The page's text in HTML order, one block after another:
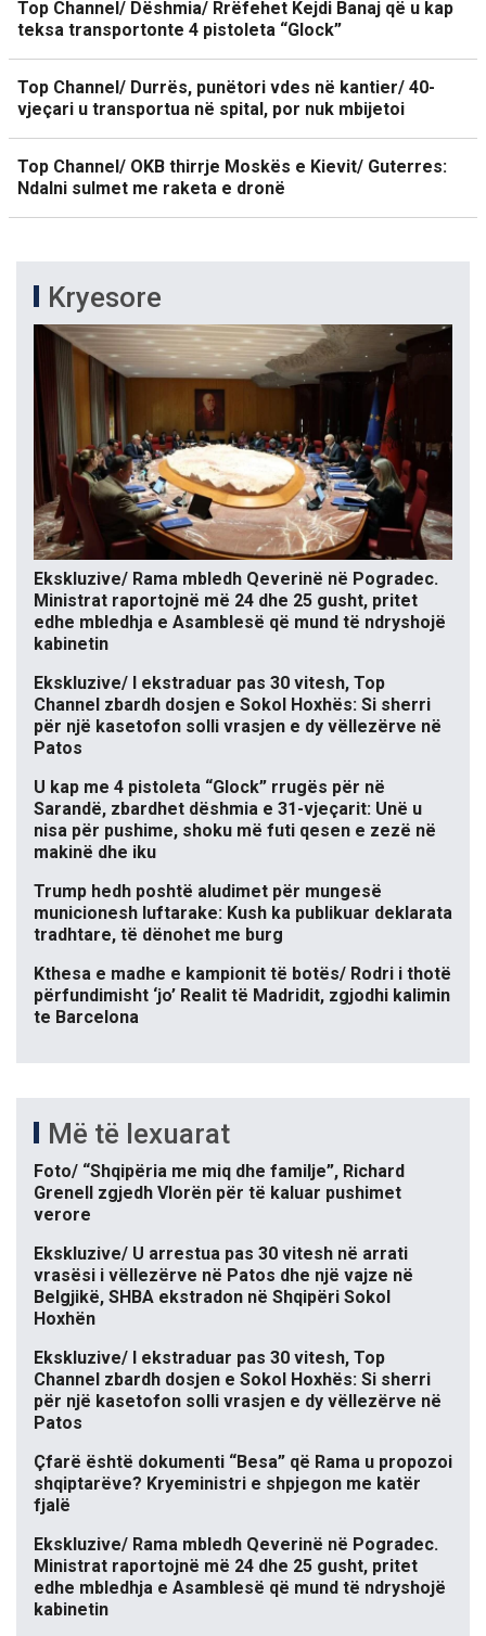
Top Channel/ Dëshmia/ Rrëfehet Kejdi Banaj që u kap
teksa transportonte 4 pistoleta “Glock”
Top Channel/ Durrës, punëtori vdes në kantier/ 40-
vjeçari u transportua në spital, por nuk mbijetoi
Top Channel/ OKB thirrje Moskës e Kievit/ Guterres:
Ndalni sulmet me raketa e dronë
Kryesore
Ekskluzive/ Rama mbledh Qeverinë në Pogradec.
Ministrat raportojnë më 24 dhe 25 gusht, pritet
edhe mbledhja e Asamblesë që mund të ndryshojë
kabinetin
Ekskluzive/ I ekstraduar pas 30 vitesh, Top
Channel zbardh dosjen e Sokol Hoxhës: Si sherri
për një kasetofon solli vrasjen e dy vëllezërve në
Patos
U kap me 4 pistoleta “Glock” rrugës për në
Sarandë, zbardhet dëshmia e 31-vjeçarit: Unë u
nisa për pushime, shoku më futi qesen e zezë në
makinë dhe iku
Trump hedh poshtë aludimet për mungesë
municionesh luftarake: Kush ka publikuar deklarata
tradhtare, të dënohet me burg
Kthesa e madhe e kampionit të botës/ Rodri i thotë
përfundimisht ‘jo’ Realit të Madridit, zgjodhi kalimin
te Barcelona
Më të lexuarat
Foto/ “Shqipëria me miq dhe familje”, Richard
Grenell zgjedh Vlorën për të kaluar pushimet
verore
Ekskluzive/ U arrestua pas 30 vitesh në arrati
vrasësi i vëllezërve në Patos dhe një vajze në
Belgjikë, SHBA ekstradon në Shqipëri Sokol
Hoxhën
Ekskluzive/ I ekstraduar pas 30 vitesh, Top
Channel zbardh dosjen e Sokol Hoxhës: Si sherri
për një kasetofon solli vrasjen e dy vëllezërve në
Patos
Çfarë është dokumenti “Besa” që Rama u propozoi
shqiptarëve? Kryeministri e shpjegon me katër
fjalë
Ekskluzive/ Rama mbledh Qeverinë në Pogradec.
Ministrat raportojnë më 24 dhe 25 gusht, pritet
edhe mbledhja e Asamblesë që mund të ndryshojë
kabinetin